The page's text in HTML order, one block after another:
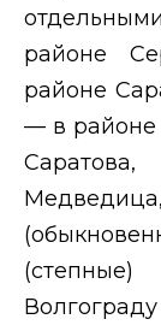
районе
районе
— в районе